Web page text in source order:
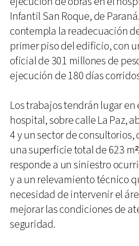
Infantil San Roque, de
contempla la readecuación
primer piso del edificio, con
oficial de 301 millones de
ejecución de 180 días
Los trabajos tendrán lugar
hospital, sobre calle La Paz,
4 y un sector de
una superficie total de 623
responde a un siniestro
y a un relevamiento técnico
necesidad de intervenir el
mejorar las condiciones de
seguridad.